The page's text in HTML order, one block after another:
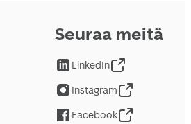
Seuraa meitä
LinkedIn
Instagram
Facebook